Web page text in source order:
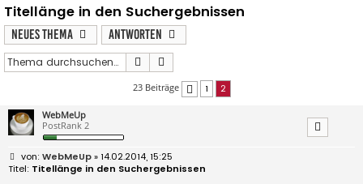
Titellänge in den Suchergebnissen
Neues Thema
Antworten
Suche
23 Beiträge Vorherige
1 2
WebMeUp
PostRank 2
B
e
i
WebMeUp» 14.02.2014, 15:25
Titellänge in den Suchergebnissen